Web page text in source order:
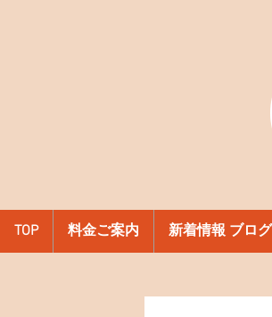
TOP 料金ご案内 新着情報 ブログ